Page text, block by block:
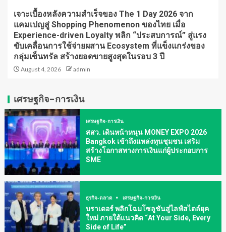
เจาะเบื้องหลังความสำเร็จของ The 1 Day 2026 จาก
แคมเปญสู่ Shopping Phenomenon ของไทย เมื่อ
Experience-driven Loyalty พลิก “ประสบการณ์” สู่แรง
ขับเคลื่อนการใช้จ่ายผสาน Ecosystem ที่แข็งแกร่งของ
กลุ่มเซ็นทรัล สร้างยอดขายสูงสุดในรอบ 3 ปี
August 4, 2026 admin
เศรษฐกิจ-การเงิน
เศรษฐกิจ-การเงิน
สสว. เดินหน้าหนุน MONEY EXPO 2026
Bangkok เข้าถึงแหล่งทุนชุมชน เสริม
สร้างโอกาสทางการเงินแก่ผู้ประกอบการ
SME
ธุรกิจ-ตลาด เศรษฐกิจ-การเงิน
บราเดอร์ พลิกโฉมโซลูชันสู่ไลฟ์สไตล์ยุค
ใหม่ ภายใต้แนวคิด “At Your Side, Every
Side of Life”